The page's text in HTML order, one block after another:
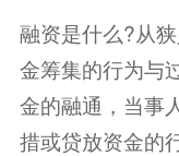
融资是什么?从
金筹集的行为与
金的融通，当事
措或贷放资金的